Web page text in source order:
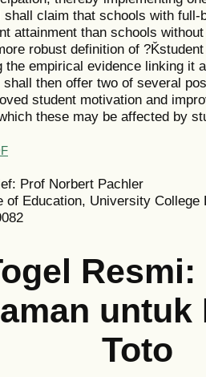
claim that schools with full-
attainment than schools
robust definition of
the empirical evidence linking it
then offer two of several
student motivation and
these may be affected by
Prof Norbert Pachler
of Education, University College
untuk
Toto